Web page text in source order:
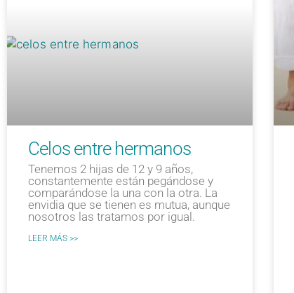
Celos entre hermanos
Tenemos 2 hijas de 12 y 9 años,
constantemente están pegándose y
comparándose la una con la otra. La
envidia que se tienen es mutua, aunque
nosotros las tratamos por igual.
LEER MÁS >>